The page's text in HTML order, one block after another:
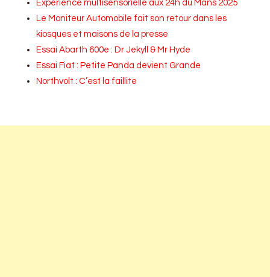
Expérience multisensorielle aux 24h du Mans 2025
Le Moniteur Automobile fait son retour dans les
kiosques et maisons de la presse
Essai Abarth 600e : Dr Jekyll & Mr Hyde
Essai Fiat : Petite Panda devient Grande
Northvolt : C’est la faillite